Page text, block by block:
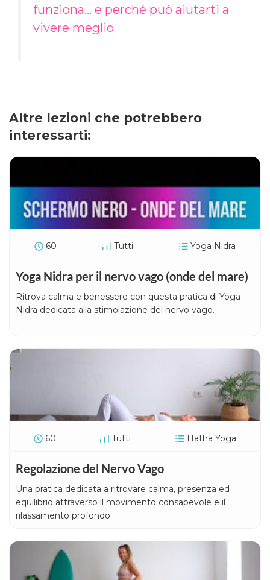
funziona… e perché può aiutarti a
vivere meglio
Altre lezioni che potrebbero
interessarti:
60 Tutti Yoga Nidra
Yoga Nidra per il nervo vago (onde del mare)
Ritrova calma e benessere con questa pratica di Yoga
Nidra dedicata alla stimolazione del nervo vago.
60 Tutti Hatha Yoga
Regolazione del Nervo Vago
Una pratica dedicata a ritrovare calma, presenza ed
equilibrio attraverso il movimento consapevole e il
rilassamento profondo.